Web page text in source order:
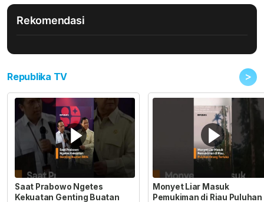
Rekomendasi
Republika TV >
Saat Prabowo Ngetes
Kekuatan Genting Buatan
Monyet Liar Masuk
Pemukiman di Riau Puluhan